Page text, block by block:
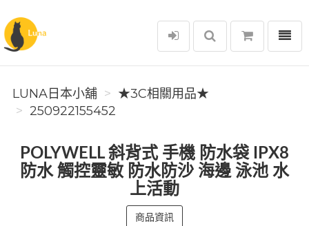
Luna日本小舖
選單
LUNA日本小舖
★3C相關用品★
250922155452
POLYWELL 斜背式 手機 防水袋 IPX8
防水 觸控靈敏 防水防沙 海邊 泳池 水
上活動
商品資訊